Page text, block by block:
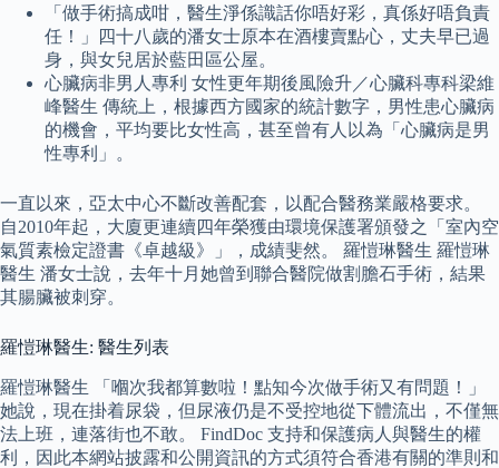
「做手術搞成咁，醫生淨係識話你唔好彩，真係好唔負責
任！」四十八歲的潘女士原本在酒樓賣點心，丈夫早已過
身，與女兒居於藍田區公屋。
心臟病非男人專利 女性更年期後風險升／心臟科專科梁維
峰醫生 傳統上，根據西方國家的統計數字，男性患心臟病
的機會，平均要比女性高，甚至曾有人以為「心臟病是男
性專利」。
一直以來，亞太中心不斷改善配套，以配合醫務業嚴格要求。
自2010年起，大廈更連續四年榮獲由環境保護署頒發之「室內空
氣質素檢定證書《卓越級》」，成績斐然。 羅愷琳醫生 羅愷琳
醫生 潘女士說，去年十月她曾到聯合醫院做割膽石手術，結果
其腸臟被刺穿。
羅愷琳醫生: 醫生列表
羅愷琳醫生 「嗰次我都算數啦！點知今次做手術又有問題！」
她說，現在掛着尿袋，但尿液仍是不受控地從下體流出，不僅無
法上班，連落街也不敢。 FindDoc 支持和保護病人與醫生的權
利，因此本網站披露和公開資訊的方式須符合香港有關的準則和